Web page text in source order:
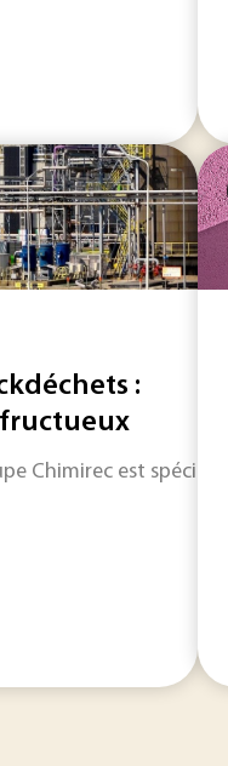
:
Chimirec est